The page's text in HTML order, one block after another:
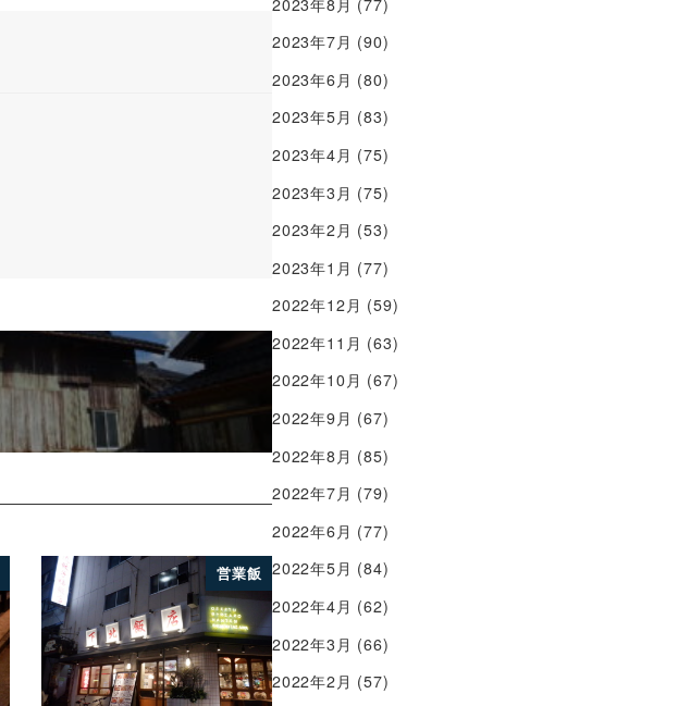
営業飯
2023年7月 (90)
2023年6月 (80)
2023年5月 (83)
2023年4月 (75)
2023年3月 (75)
2023年2月 (53)
2023年1月 (77)
2022年12月 (59)
2022年11月 (63)
2022年10月 (67)
2022年9月 (67)
2022年8月 (85)
2022年7月 (79)
2022年6月 (77)
2022年5月 (84)
2022年4月 (62)
2022年3月 (66)
2022年2月 (57)